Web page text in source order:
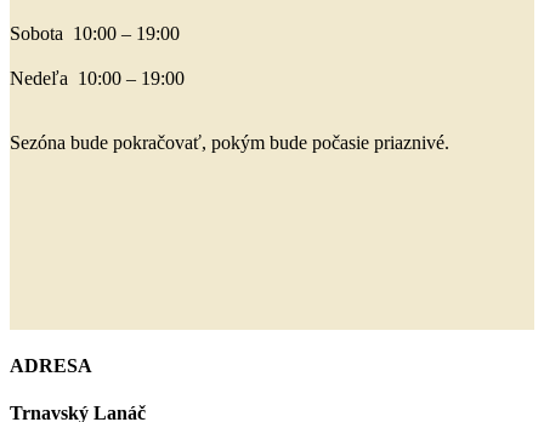
Sobota 10:00 – 19:00
Nedeľa 10:00 – 19:00
Sezóna bude pokračovať, pokým bude počasie priaznivé.
ADRESA
Trnavský Lanáč